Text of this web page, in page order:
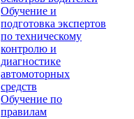
Обучение и
подготовка экспертов
по техническому
контролю и
диагностике
автомоторных
средств
Обучение по
правилам